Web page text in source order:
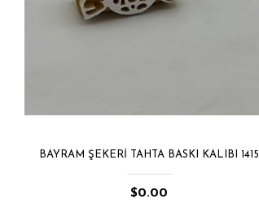
BAYRAM ŞEKERI TAHTA BASKI KALIBI 1415
$0.00